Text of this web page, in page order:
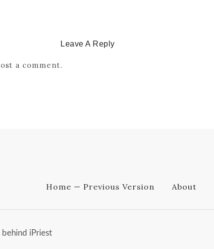
Leave A Reply
a comment.
Home — Previous Version About
iPriest